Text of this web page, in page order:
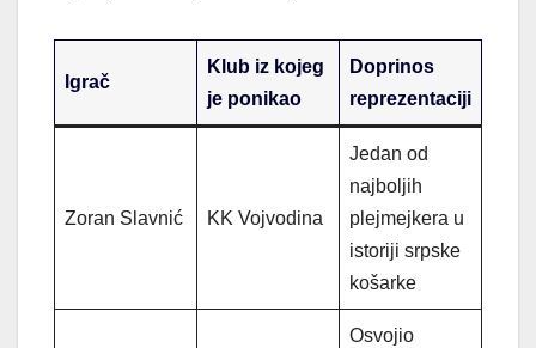
Igrač
Klub iz kojeg
je ponikao
Doprinos
reprezentaciji
Zoran Slavnić KK Vojvodina
Jedan od
najboljih
plejmejkera u
istoriji srpske
košarke
Osvojio